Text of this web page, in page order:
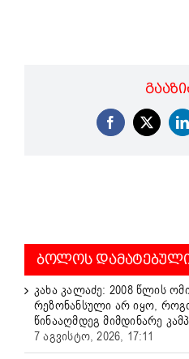
Facebook
X
ᲑᲝᲚᲝᲡ
კახა კალაძე: 2008 წლის
რეზონანსული არ იყო,
წინააღმდეგ მიმდინარე
7 აგვისტო, 2026, 17:11